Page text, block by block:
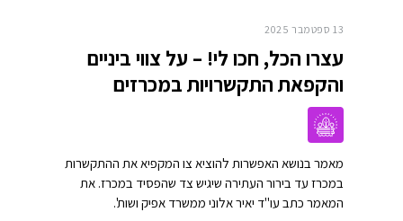
13 ספטמבר 2025
עצרו הכל, חכו לי! – על צווי ביניים
והקפאת התקשרויות במכרזים
מאמר בנושא האפשרות להוציא צו המקפיא את ההתקשרות
במכרז עד בירור העתירה שיגיש צד שהפסיד במכרז. את
המאמר כתב עו"ד יאיר אלוני ממשרד אפיק ושות'.